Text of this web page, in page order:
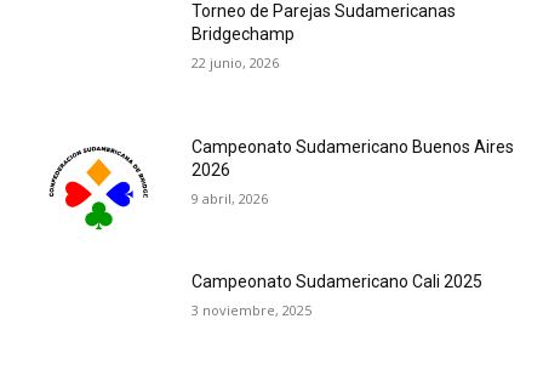
Torneo de Parejas Sudamericanas
Bridgechamp
22 junio, 2026
Campeonato Sudamericano Buenos Aires
2026
9 abril, 2026
Campeonato Sudamericano Cali 2025
3 noviembre, 2025